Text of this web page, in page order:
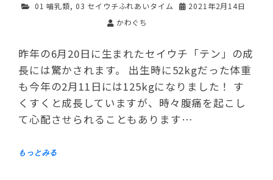
01 哺乳類, 03 セイウチふれあいタイム
2021年2月14日
かわぐち
昨年の6月20日に生まれたセイウチ「テン」の成
長には驚かされます。 出生時に52kgだった体重
も今年の2月11日には125kgになりました！ す
くすくと成長していますが、時々腹痛を起こし
て心配させられることもあります…